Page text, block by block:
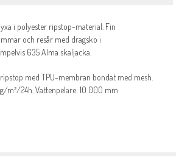
i polyester ripstop-material. Fin
och resår med dragsko i
635 Alma skaljacka.
med TPU-membran bondat med mesh.
m²/24h. Vattenpelare: 10 000 mm